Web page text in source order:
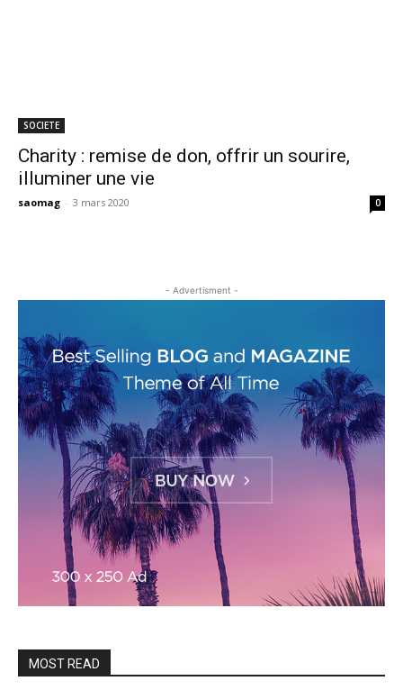
SOCIETE
Charity : remise de don, offrir un sourire,
illuminer une vie
saomag - 3 mars 2020 0
- Advertisment -
MOST READ